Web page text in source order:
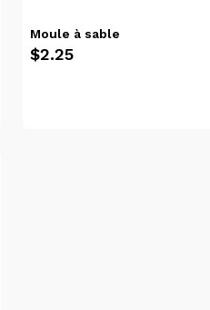
Moule à sable
$2.25